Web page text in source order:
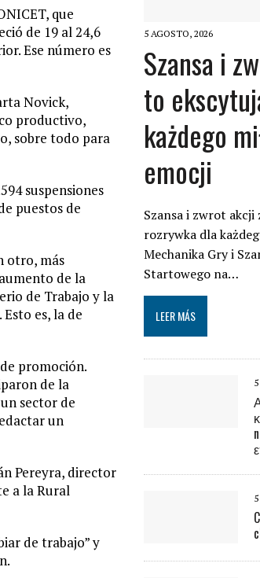
que
de 19 al 24,6
Ese número es
Novick,
productivo,
sobre todo para
suspensiones
puestos de
otro, más
de la
de Trabajo y la
es, la de
promoción.
de la
sector de
un
Pereyra, director
a la Rural
de trabajo” y
5 AGOSTO, 2026
Szansa i
to
każdego
emocji
Szansa i zwrot
rozrywka dla
Mechanika Gry i
Startowego na…
LEER MÁS